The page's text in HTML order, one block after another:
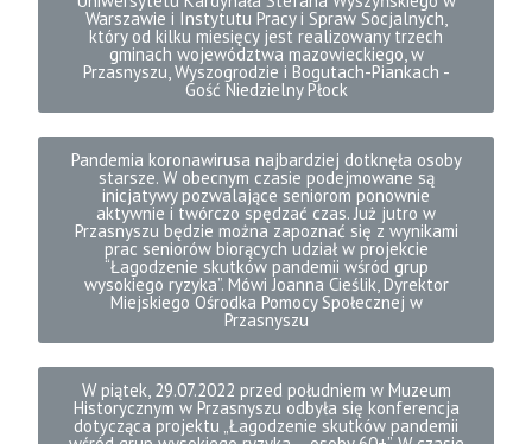
Warszawie i Instytutu Pracy i Spraw Socjalnych,
który od kilku miesięcy jest realizowany trzech
gminach województwa mazowieckiego, w
Przasnyszu, Wyszogrodzie i Bogutach-Piankach -
Gość Niedzielny Płock
Pandemia koronawirusa najbardziej dotknęła osoby
starsze. W obecnym czasie podejmowane są
inicjatywy pozwalające seniorom ponownie
aktywnie i twórczo spędzać czas. Już jutro w
Przasnyszu będzie można zapoznać się z wynikami
prac seniorów biorących udział w projekcie
“Łagodzenie skutków pandemii wśród grup
wysokiego ryzyka”. Mówi Joanna Cieślik, Dyrektor
Miejskiego Ośrodka Pomocy Społecznej w
Przasnyszu
W piątek, 29.07.2022 przed południem w Muzeum
Historycznym w Przasnyszu odbyła się konferencja
dotycząca projektu „Łagodzenie skutków pandemii